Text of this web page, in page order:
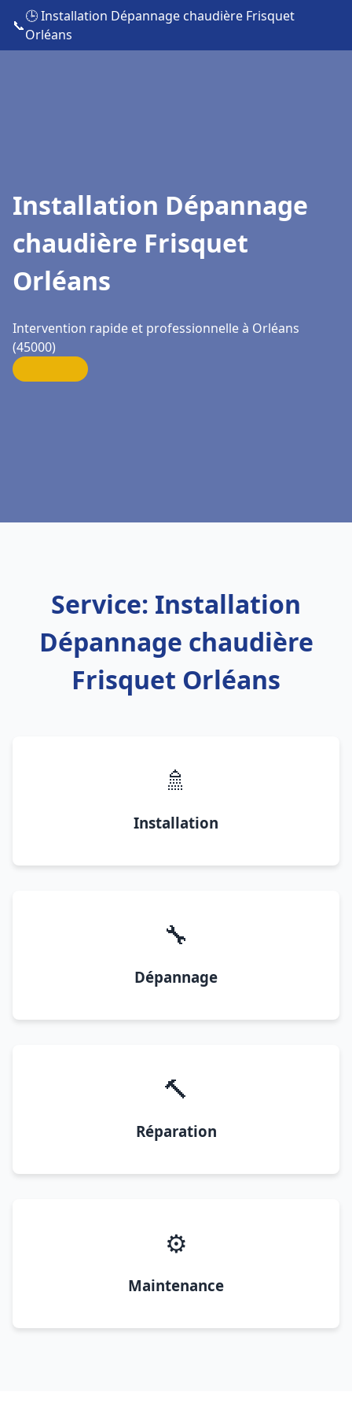
📞
🕒 Installation Dépannage chaudière Frisquet
Orléans
Installation Dépannage
chaudière Frisquet
Orléans
Intervention rapide et professionnelle à Orléans
(45000)
Service: Installation
Dépannage chaudière
Frisquet Orléans
🚿
Installation
🔧
Dépannage
🔨
Réparation
⚙️
Maintenance